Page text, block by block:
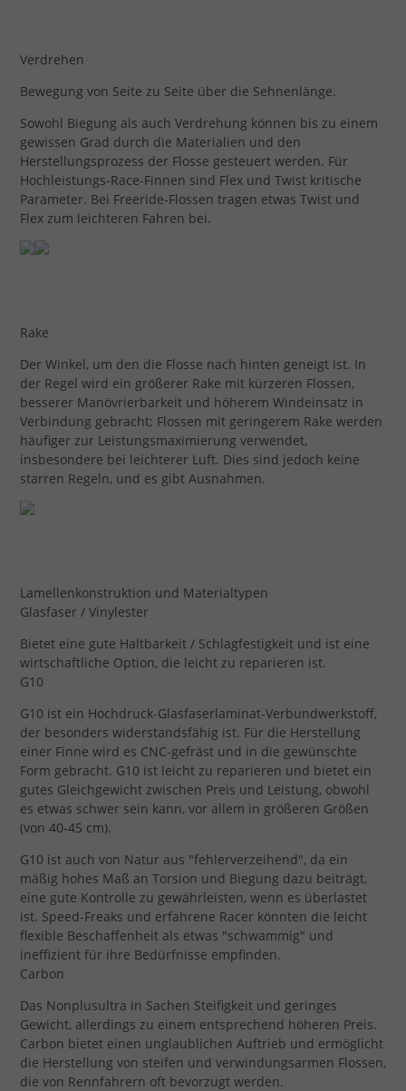
Verdrehen
Bewegung von Seite zu Seite über die Sehnenlänge.
Sowohl Biegung als auch Verdrehung können bis zu einem
gewissen Grad durch die Materialien und den
Herstellungsprozess der Flosse gesteuert werden. Für
Hochleistungs-Race-Finnen sind Flex und Twist kritische
Parameter. Bei Freeride-Flossen tragen etwas Twist und
Flex zum leichteren Fahren bei.
Rake
Der Winkel, um den die Flosse nach hinten geneigt ist. In
der Regel wird ein größerer Rake mit kürzeren Flossen,
besserer Manövrierbarkeit und höherem Windeinsatz in
Verbindung gebracht; Flossen mit geringerem Rake werden
häufiger zur Leistungsmaximierung verwendet,
insbesondere bei leichterer Luft. Dies sind jedoch keine
starren Regeln, und es gibt Ausnahmen.
Lamellenkonstruktion und Materialtypen
Glasfaser / Vinylester
Bietet eine gute Haltbarkeit / Schlagfestigkeit und ist eine
wirtschaftliche Option, die leicht zu reparieren ist.
G10
G10 ist ein Hochdruck-Glasfaserlaminat-Verbundwerkstoff,
der besonders widerstandsfähig ist. Für die Herstellung
einer Finne wird es CNC-gefräst und in die gewünschte
Form gebracht. G10 ist leicht zu reparieren und bietet ein
gutes Gleichgewicht zwischen Preis und Leistung, obwohl
es etwas schwer sein kann, vor allem in größeren Größen
(von 40-45 cm).
G10 ist auch von Natur aus "fehlerverzeihend", da ein
mäßig hohes Maß an Torsion und Biegung dazu beiträgt,
eine gute Kontrolle zu gewährleisten, wenn es überlastet
ist. Speed-Freaks und erfahrene Racer könnten die leicht
flexible Beschaffenheit als etwas "schwammig" und
ineffizient für ihre Bedürfnisse empfinden.
Carbon
Das Nonplusultra in Sachen Steifigkeit und geringes
Gewicht, allerdings zu einem entsprechend höheren Preis.
Carbon bietet einen unglaublichen Auftrieb und ermöglicht
die Herstellung von steifen und verwindungsarmen Flossen,
die von Rennfahrern oft bevorzugt werden.